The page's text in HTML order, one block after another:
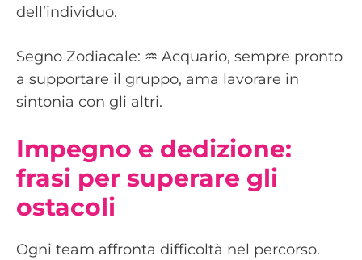
dell’individuo.
Segno Zodiacale: ♒️ Acquario, sempre pronto
a supportare il gruppo, ama lavorare in
sintonia con gli altri.
Impegno e dedizione:
frasi per superare gli
ostacoli
Ogni team affronta difficoltà nel percorso.